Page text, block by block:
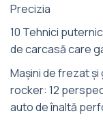
Precizia
10 Tehnici
de carcasă care
Mașini de frezat
rocker: 12
auto de înaltă